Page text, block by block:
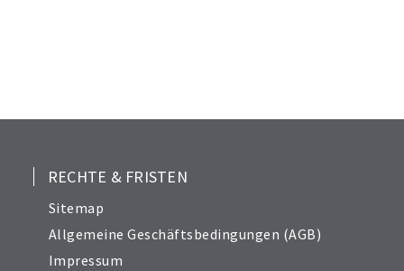
RECHTE & FRISTEN
Sitemap
Allgemeine Geschäftsbedingungen (AGB)
Impressum